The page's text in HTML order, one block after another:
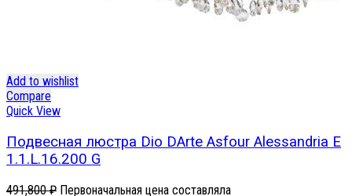
Add to wishlist
Compare
Quick View
Подвесная люстра Dio DArte Asfour Alessandria E
1.1.L.16.200 G
491,800₽ Первоначальная цена составляла